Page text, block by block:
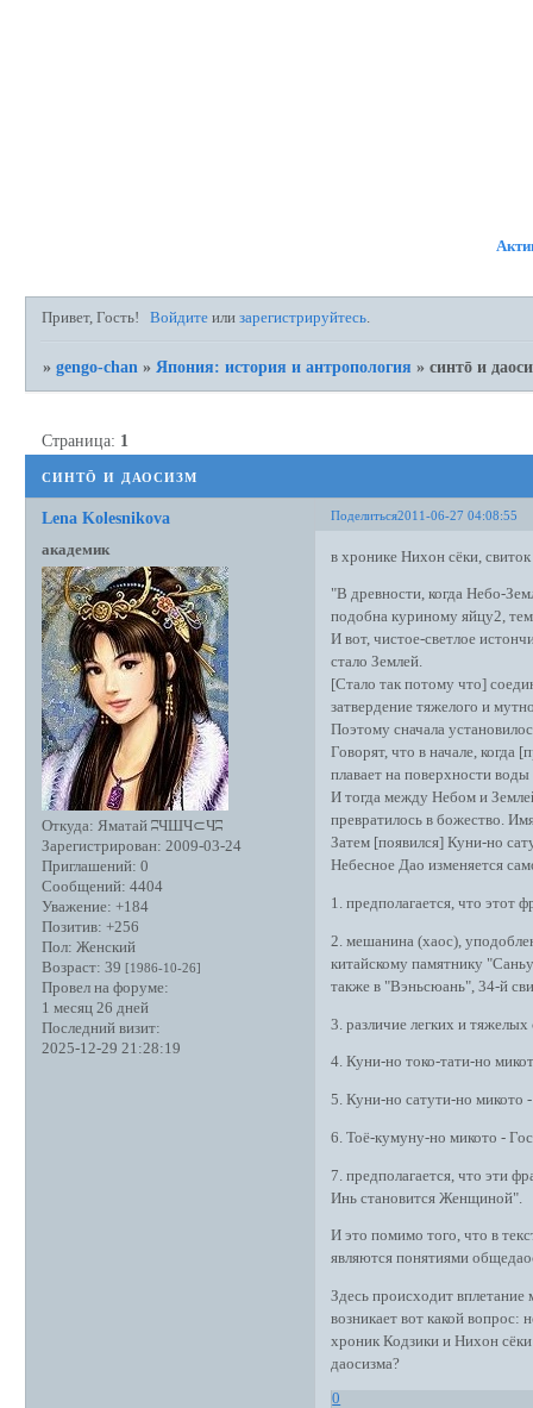
Привет, Гость! Войдите илизарегистрируйтесь.
»gengo-chan » Япония: история и антропология »синтō и
синтō и даосизм
Страница: 1
Поделиться2011-06-27 04:08:55
Lena Kolesnikova
академик
Откуда: Яматай ʭЧШЧ⊂Чʭ
Зарегистрирован: 2009-03-24
Приглашений: 0
Сообщений: 4404
Уважение: +184
Позитив: +256
Пол: Женский
Возраст: 39 [1986-10-26]
Провел на форуме:
1 месяц 26 дней
Последний визит:
2025-12-29 21:28:19
в хронике Нихон сёки,
"В древности, когда Небо-
подобна куриному яйцу2,
И вот, чистое-светлое
стало Землей.
[Стало так потому что]
затвердение тяжелого и
Поэтому сначала
Говорят, что в начале, когда
плавает на поверхности
И тогда между Небом и
превратилось в божество.
Затем [появился] Куни-но
Небесное Дао изменяется
1. предполагается, что этот
2. мешанина (хаос),
китайскому памятнику
также в "Вэньсюань", 34-й
3. различие легких и
4. Куни-но токо-тати-но
5. Куни-но сатути-но
6. Тоё-кумуну-но микото -
7. предполагается, что эти
Инь становится Женщиной".
И это помимо того, что в
являются понятиями
Здесь происходит
возникает вот какой вопрос:
хроник Кодзики и Нихон
даосизма?
0